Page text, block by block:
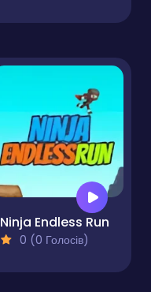
Ninja Endless Run
0 (0 Голосів)